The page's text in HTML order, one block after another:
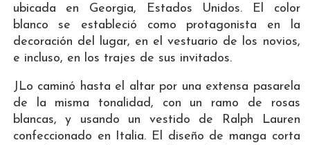
ubicada en Georgia, Estados Unidos. El color
blanco se estableció como protagonista en la
decoración del lugar, en el vestuario de los novios,
e incluso, en los trajes de sus invitados.
JLo caminó hasta el altar por una extensa pasarela
de la misma tonalidad, con un ramo de rosas
blancas, y usando un vestido de Ralph Lauren
confeccionado en Italia. El diseño de manga corta